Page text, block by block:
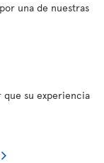
una de nuestras
su experiencia